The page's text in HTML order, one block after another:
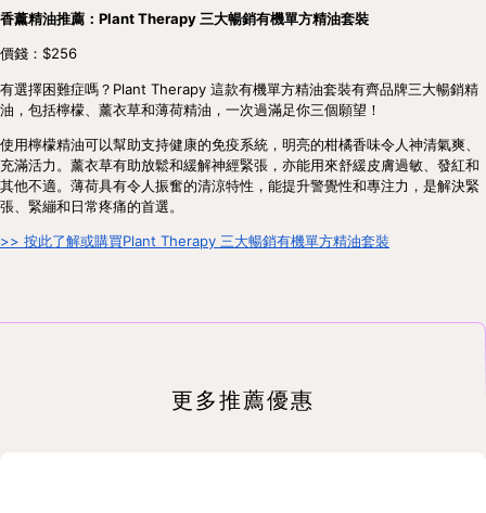
香薰精油推薦：Plant Therapy 三大暢銷有機單方精油套裝
價錢：$256
有選擇困難症嗎？Plant Therapy 這款有機單方精油套裝有齊品牌三大暢銷精
油，包括檸檬、薰衣草和薄荷精油，一次過滿足你三個願望！
使用檸檬精油可以幫助支持健康的免疫系統，明亮的柑橘香味令人神清氣爽、
充滿活力。薰衣草有助放鬆和緩解神經緊張，亦能用來舒緩皮膚過敏、發紅和
其他不適。薄荷具有令人振奮的清涼特性，能提升警覺性和專注力，是解決緊
張、緊繃和日常疼痛的首選。
>> 按此了解或購買Plant Therapy 三大暢銷有機單方精油套裝
更多推薦優惠